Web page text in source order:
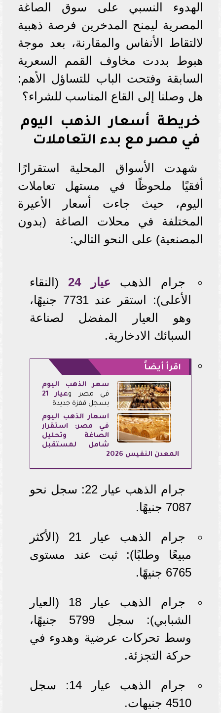
الهدوء النسبي على سوق الصاغة
المصرية ليمنح المدخرين فرصة ذهبية
لالتقاط الأنفاس والمقارنة، بعد موجة
هبوط بددت مخاوف القمم السعرية
السابقة وفتحت الباب للتساؤل الأهم:
هل وصلنا إلى القاع المناسب للشراء؟
خريطة أسعار الذهب اليوم
في مصر مع بدء التعاملات
شهدت الأسواق المحلية استقرارًا
أفقيًا ملحوظًا في مستهل تعاملات
اليوم، حيث جاءت أسعار الأعيرة
المختلفة في محلات الصاغة (بدون
المصنعية) على النحو التالي:
جرام الذهب عيار 24
(النقاء
الأعلى): استقر عند 7731 جنيهًا،
وهو العيار المفضل لصناعة
السبائك الادخارية.
اقرأ أيضاً
سعر الذهب اليوم
في مصر وعيار 21
يسجل قفزة جديدة
أسعار الذهب اليوم
في مصر: استقرار
الصاغة وتحليل
شامل لمستقبل
المعدن النفيس 2026
جرام الذهب عيار 22: سجل نحو
7087 جنيهًا.
جرام الذهب عيار 21 (الأكثر
مبيعًا وطلبًا): ثبت عند مستوى
6765 جنيهًا.
جرام الذهب عيار 18 (العيار
الشبابي): سجل 5799 جنيهًا،
وسط تحركات عرضية وهدوء في
حركة التجزئة.
جرام الذهب عيار 14: سجل
4510 جنيهات.